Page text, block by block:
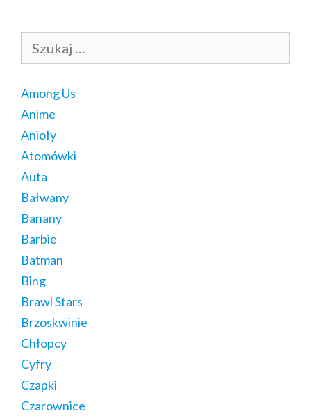
Among Us
Anime
Anioły
Atomówki
Auta
Bałwany
Banany
Barbie
Batman
Bing
Brawl Stars
Brzoskwinie
Chłopcy
Cyfry
Czapki
Czarownice